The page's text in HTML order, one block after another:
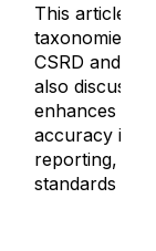
This article
taxonomies,
CSRD and
also
enhances
accuracy in
reporting,
standards